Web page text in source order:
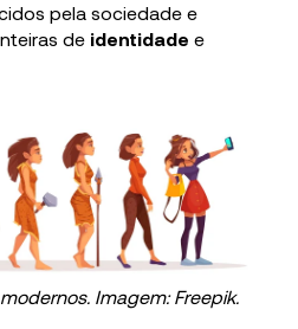
pela sociedade e
de identidade e
Imagem: Freepik.